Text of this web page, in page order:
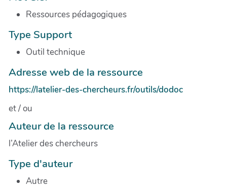
Ressources pédagogiques
Type Support
Outil technique
Adresse web de la ressource
https://latelier-des-chercheurs.fr/outils/dodoc
et / ou
Auteur de la ressource
l’Atelier des chercheurs
Type d'auteur
Autre